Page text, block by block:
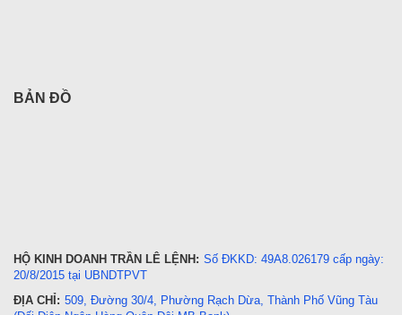
BẢN ĐỒ
HỘ KINH DOANH TRẦN LÊ LỆNH: Số ĐKKD: 49A8.026179 cấp ngày:
20/8/2015 tại UBNDTPVT
ĐỊA CHỈ: 509, Đường 30/4, Phường Rạch Dừa, Thành Phố Vũng Tàu